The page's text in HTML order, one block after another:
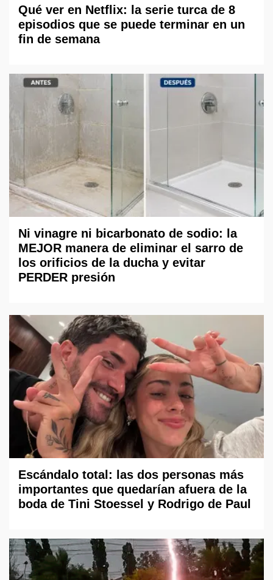
Qué ver en Netflix: la serie turca de 8
episodios que se puede terminar en un
fin de semana
Ni vinagre ni bicarbonato de sodio: la
MEJOR manera de eliminar el sarro de
los orificios de la ducha y evitar
PERDER presión
Escándalo total: las dos personas más
importantes que quedarían afuera de la
boda de Tini Stoessel y Rodrigo de Paul